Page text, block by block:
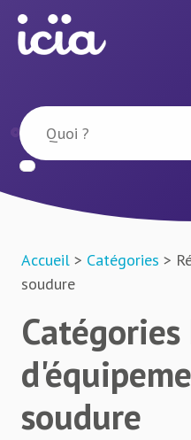
Accueil > Catégories >
soudure
soudure